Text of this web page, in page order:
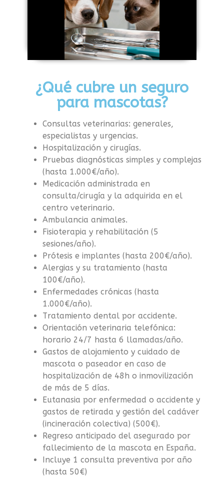
¿Qué cubre un seguro
para mascotas?
Consultas veterinarias: generales,
especialistas y urgencias.
Hospitalización y cirugías.
Pruebas diagnósticas simples y complejas
(hasta 1.000€/año).
Medicación administrada en
consulta/cirugía y la adquirida en el
centro veterinario.
Ambulancia animales.
Fisioterapia y rehabilitación (5
sesiones/año).
Prótesis e implantes (hasta 200€/año).
Alergias y su tratamiento (hasta
100€/año).
Enfermedades crónicas (hasta
1.000€/año).
Tratamiento dental por accidente.
Orientación veterinaria telefónica:
horario 24/7 hasta 6 llamadas/año.
Gastos de alojamiento y cuidado de
mascota o paseador en caso de
hospitalización de 48h o inmovilización
de más de 5 días.
Eutanasia por enfermedad o accidente y
gastos de retirada y gestión del cadáver
(incineración colectiva) (500€).
Regreso anticipado del asegurado por
fallecimiento de la mascota en España.
Incluye 1 consulta preventiva por año
(hasta 50€)